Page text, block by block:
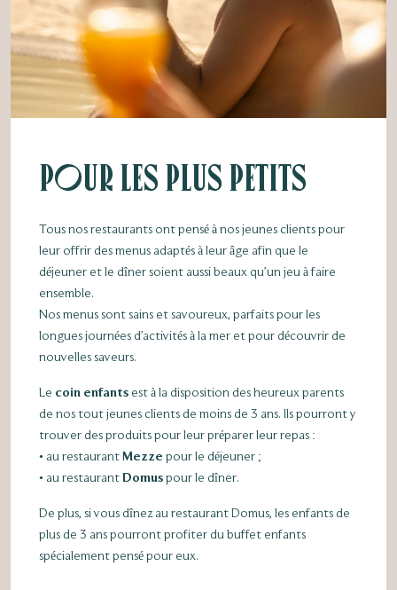
Pour les plus petits
Tous nos restaurants ont pensé à nos jeunes clients pour
leur offrir des menus adaptés à leur âge afin que le
déjeuner et le dîner soient aussi beaux qu’un jeu à faire
ensemble.
Nos menus sont sains et savoureux, parfaits pour les
longues journées d’activités à la mer et pour découvrir de
nouvelles saveurs.
Le coin enfants est à la disposition des heureux parents
de nos tout jeunes clients de moins de 3 ans. Ils pourront y
trouver des produits pour leur préparer leur repas :
• au restaurant Mezze pour le déjeuner ;
• au restaurant Domus pour le dîner.
De plus, si vous dînez au restaurant Domus, les enfants de
plus de 3 ans pourront profiter du buffet enfants
spécialement pensé pour eux.